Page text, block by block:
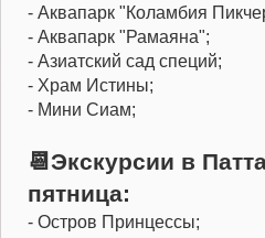
- Аквапарк "Коламбия
- Аквапарк "Рамаяна";
- Азиатский сад специй;
- Храм Истины;
- Мини Сиам;
📆Экскурсии в
пятница:
- Остров Принцессы;